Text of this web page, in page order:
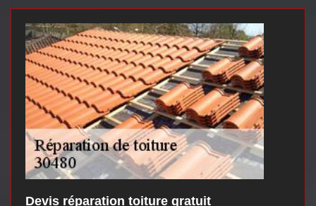
Devis réparation toiture gratuit